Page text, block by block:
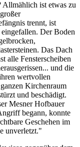
Allmählich ist etwas zu
trennt, ist
Der Boden
Das Dach
alle Fensterscheiben
und die
wertvollen
Kirchenraum
und beschädigt.
Mesner Hofbauer
begann, konnte
Geschehen im
unverletzt."